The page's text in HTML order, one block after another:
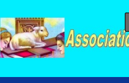
au
contenu
principal
au
contenu
secondaire